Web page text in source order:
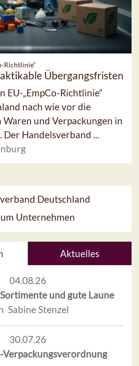
Richtlinie“
Übergangsfristen
EU-„EmpCo-Richtlinie“
nach wie vor die
und Verpackungen in
Handelsverband ...
Deutschland
Unternehmen
Aktuelles
04.08.26
und gute Laune
Sabine Stenzel
30.07.26
Verpackungsverordnung